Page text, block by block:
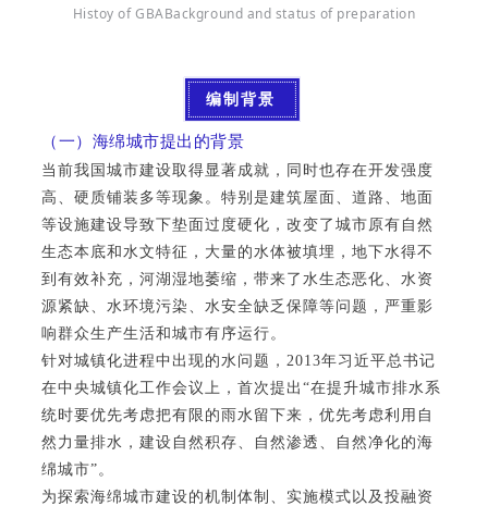
Histoy of GBABackground and status of preparation
编制背景
（一）海绵城市提出的背景
当前我国城市建设取得显著成就，同时也存在开发强度
高、硬质铺装多等现象。特别是建筑屋面、道路、地面
等设施建设导致下垫面过度硬化，改变了城市原有自然
生态本底和水文特征，大量的水体被填埋，地下水得不
到有效补充，河湖湿地萎缩，带来了水生态恶化、水资
源紧缺、水环境污染、水安全缺乏保障等问题，严重影
响群众生产生活和城市有序运行。
针对城镇化进程中出现的水问题，2013年习近平总书记
在中央城镇化工作会议上，首次提出“在提升城市排水系
统时要优先考虑把有限的雨水留下来，优先考虑利用自
然力量排水，建设自然积存、自然渗透、自然净化的海
绵城市”。
为探索海绵城市建设的机制体制、实施模式以及投融资